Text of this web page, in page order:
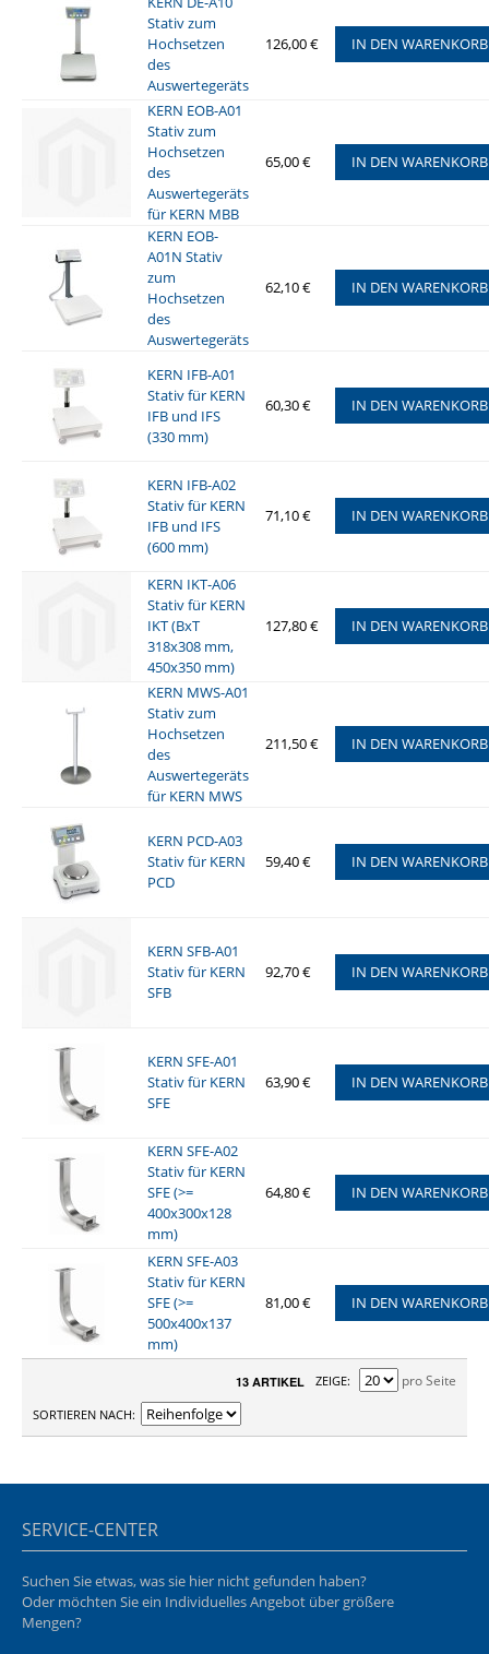
Stativ zum
Hochsetzen
des
Auswertegeräts
126,00 € IN DEN WARENKORB
KERN EOB-A01
Stativ zum
Hochsetzen
des
Auswertegeräts
für KERN MBB
65,00 € IN DEN WARENKORB
KERN EOB-
A01N Stativ
zum
Hochsetzen
des
Auswertegeräts
62,10 € IN DEN WARENKORB
KERN IFB-A01
Stativ für KERN
IFB und IFS
(330 mm)
60,30 € IN DEN WARENKORB
KERN IFB-A02
Stativ für KERN
IFB und IFS
(600 mm)
71,10 € IN DEN WARENKORB
KERN IKT-A06
Stativ für KERN
IKT (BxT
318x308 mm,
450x350 mm)
127,80 € IN DEN WARENKORB
KERN MWS-A01
Stativ zum
Hochsetzen
des
Auswertegeräts
für KERN MWS
211,50 € IN DEN WARENKORB
KERN PCD-A03
Stativ für KERN
PCD
59,40 € IN DEN WARENKORB
KERN SFB-A01
Stativ für KERN
SFB
92,70 € IN DEN WARENKORB
KERN SFE-A01
Stativ für KERN
SFE
63,90 € IN DEN WARENKORB
KERN SFE-A02
Stativ für KERN
SFE (>=
400x300x128
mm)
64,80 € IN DEN WARENKORB
KERN SFE-A03
Stativ für KERN
SFE (>=
500x400x137
mm)
81,00 € IN DEN WARENKORB
13 ARTIKEL ZEIGE pro Seite
SORTIEREN NACH
SERVICE-CENTER
Suchen Sie etwas, was sie hier nicht gefunden haben?
Oder möchten Sie ein Individuelles Angebot über größere
Mengen?